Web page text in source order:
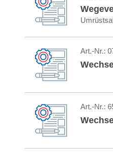
Art.-Nr.:
Art.-Nr.: